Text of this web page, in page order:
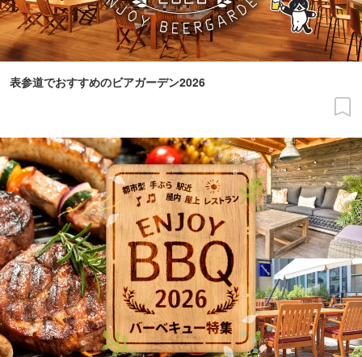
表参道でおすすめのビアガーデン2026